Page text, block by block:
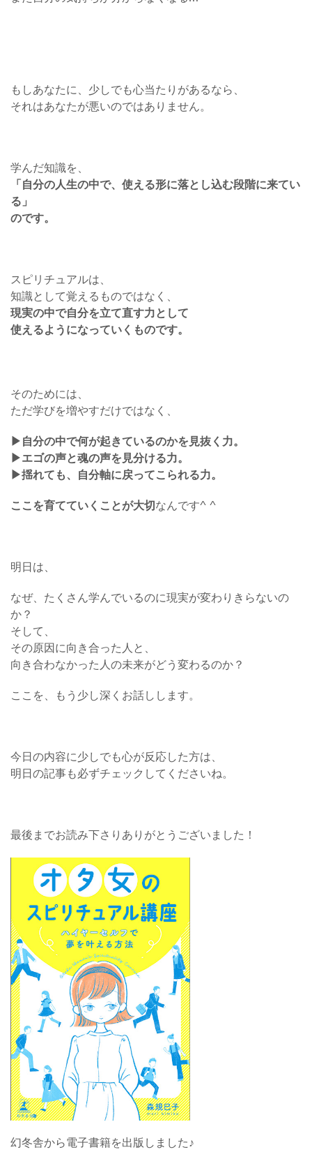
もしあなたに、少しでも心当たりがあるなら、
それはあなたが悪いのではありません。
学んだ知識を、
「自分の人生の中で、使える形に落とし込む段階に来てい
る」
のです。
スピリチュアルは、
知識として覚えるものではなく、
現実の中で自分を立て直す力として
使えるようになっていくものです。
そのためには、
ただ学びを増やすだけではなく、
▶︎自分の中で何が起きているのかを見抜く力。
▶︎エゴの声と魂の声を見分ける力。
▶︎揺れても、自分軸に戻ってこられる力。
ここを育てていくことが大切 なんです^ ^
明日は、
なぜ、たくさん学んでいるのに現実が変わりきらないの
か？
そして、
その原因に向き合った人と、
向き合わなかった人の未来がどう変わるのか？
ここを、もう少し深くお話しします。
今日の内容に少しでも心が反応した方は、
明日の記事も必ずチェックしてくださいね。
最後までお読み下さりありがとうございました！
幻冬舎から電子書籍を出版しました♪